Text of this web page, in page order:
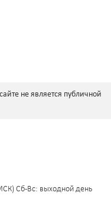
не является публичной
Сб-Вс: выходной день